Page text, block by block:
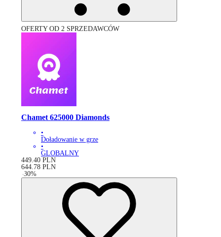
OFERTY OD 2 SPRZEDAWCÓW
Chamet 625000 Diamonds
•
Doładowanie w grze
•
GLOBALNY
449.40 PLN
644.78 PLN
-30%